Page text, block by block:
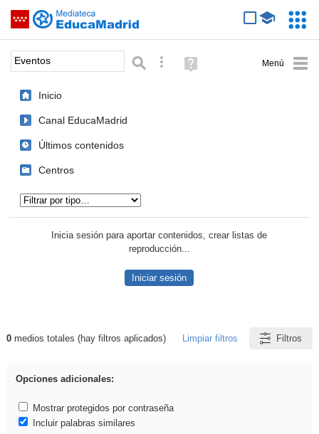
Saltar navegación
Palabra o frase: Búsqueda avanzada
Ayuda
(en
Inicio
Canal EducaMadrid
Últimos contenidos
Centros
Inicia sesión para aportar contenidos, crear listas de
reproducción...
Iniciar sesión
Resultados de: Eventos
0medios totales (hay filtros aplicados) Limpiar filtros Filtros
Opciones adicionales:
Mostrar protegidos por contraseña
Incluir palabras similares